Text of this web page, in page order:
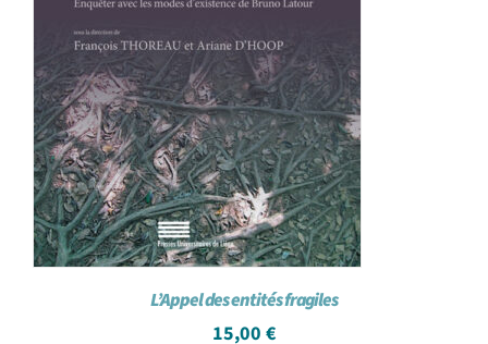
L’Appel des entités fragiles
15,00 €